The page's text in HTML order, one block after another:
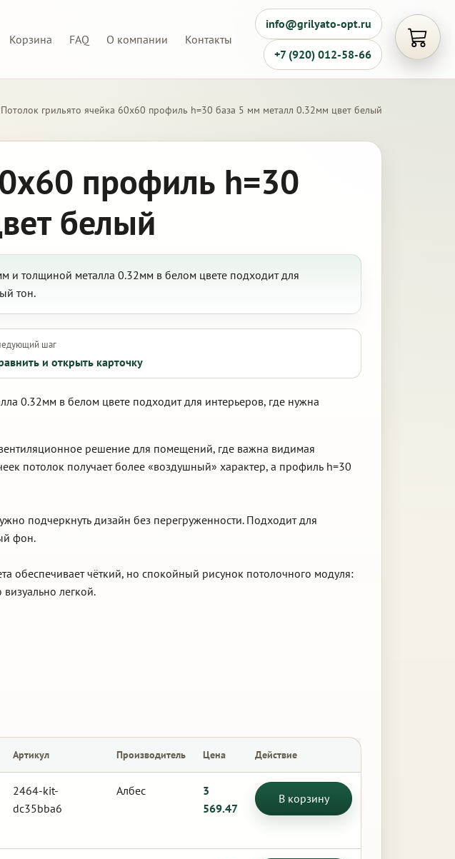
Корзина FAQ О компании Контакты
info@grilyato-opt.ru
+7 (920) 012-58-66
Потолок грильято ячейка 60х60 профиль h=30 база 5 мм металл 0.32мм цвет белый
профиль h=30
белый
и толщиной металла 0.32мм в белом цвете подходит для
тон.
шаг
и открыть карточку
0.32мм в белом цвете подходит для интерьеров, где нужна
решение для помещений, где важна видимая
потолок получает более «воздушный» характер, а профиль h=30
подчеркнуть дизайн без перегруженности. Подходит для
фон.
обеспечивает чёткий, но спокойный рисунок потолочного модуля:
легкой.
Артикул Производитель Цена Действие
2464-kit-
dc35bba6
Албес
3
569.47
В корзину
Открыть